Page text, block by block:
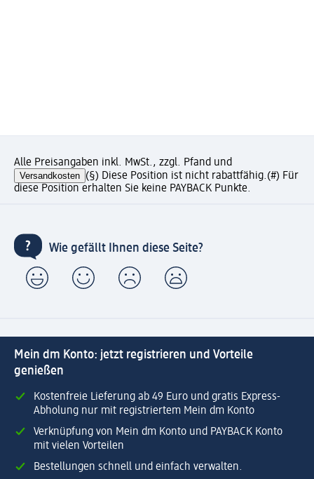
Alle Preisangaben inkl. MwSt., zzgl. Pfand und
Versandkosten (§) Diese Position ist nicht rabattfähig.(#) Für
diese Position erhalten Sie keine PAYBACK Punkte.
Wie gefällt Ihnen diese Seite?
Mein dm Konto: jetzt registrieren und Vorteile
genießen
Kostenfreie Lieferung ab 49 Euro und gratis Express-
Abholung nur mit registriertem Mein dm Konto
Verknüpfung von Mein dm Konto und PAYBACK Konto
mit vielen Vorteilen
Bestellungen schnell und einfach verwalten.